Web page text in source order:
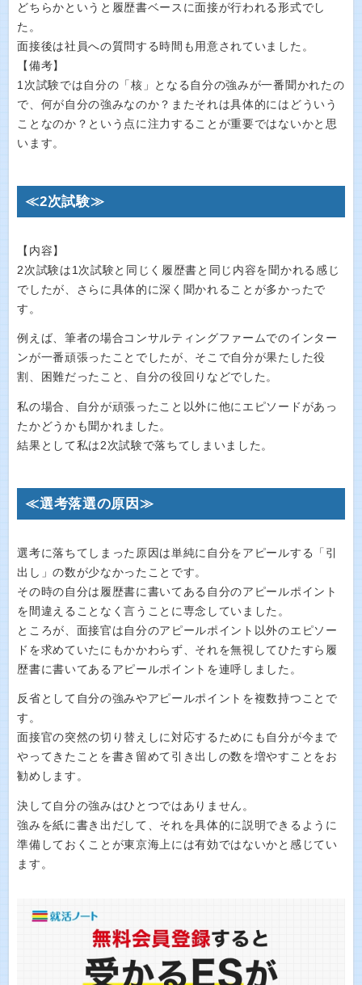
どちらかというと履歴書ベースに面接が行われる形式でし
た。
面接後は社員への質問する時間も用意されていました。
【備考】
1次試験では自分の「核」となる自分の強みが一番聞かれたの
で、何が自分の強みなのか？またそれは具体的にはどういう
ことなのか？という点に注力することが重要ではないかと思
います。
≪2次試験≫
【内容】
2次試験は1次試験と同じく履歴書と同じ内容を聞かれる感じ
でしたが、さらに具体的に深く聞かれることが多かったで
す。
例えば、筆者の場合コンサルティングファームでのインター
ンが一番頑張ったことでしたが、そこで自分が果たした役
割、困難だったこと、自分の役回りなどでした。
私の場合、自分が頑張ったこと以外に他にエピソードがあっ
たかどうかも聞かれました。
結果として私は2次試験で落ちてしまいました。
≪選考落選の原因≫
選考に落ちてしまった原因は単純に自分をアピールする「引
出し」の数が少なかったことです。
その時の自分は履歴書に書いてある自分のアピールポイント
を間違えることなく言うことに専念していました。
ところが、面接官は自分のアピールポイント以外のエピソー
ドを求めていたにもかかわらず、それを無視してひたすら履
歴書に書いてあるアピールポイントを連呼しました。
反省として自分の強みやアピールポイントを複数持つことで
す。
面接官の突然の切り替えしに対応するためにも自分が今まで
やってきたことを書き留めて引き出しの数を増やすことをお
勧めします。
決して自分の強みはひとつではありません。
強みを紙に書き出だして、それを具体的に説明できるように
準備しておくことが東京海上には有効ではないかと感じてい
ます。